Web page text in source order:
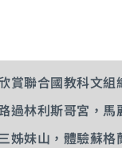
賞聯合國教科文
過林利斯哥宮，
姊妹山，體驗蘇格